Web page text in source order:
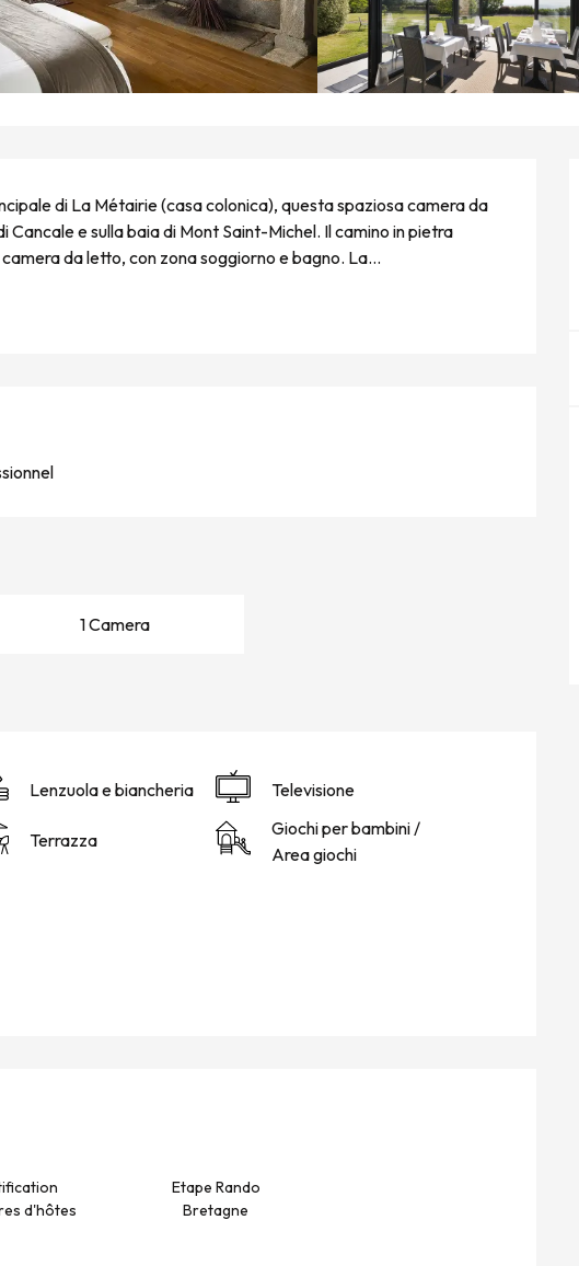
di La Métairie (casa colonica), questa spaziosa camera da
Cancale e sulla baia di Mont Saint-Michel. Il camino in pietra
da letto, con zona soggiorno e bagno. La...
1 Camera
Lenzuola e biancheria Televisione
Terrazza
Giochi per bambini /
Area giochi
d'hôtes
Etape Rando
Bretagne